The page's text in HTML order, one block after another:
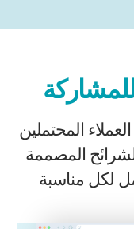
المحتملين
المصممة